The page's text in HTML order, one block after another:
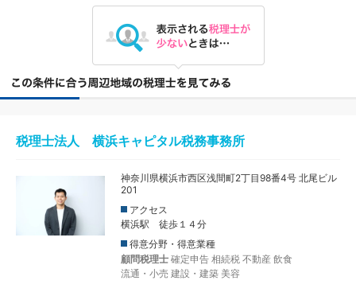
税理士法人 横浜キャピタル税務事務所
神奈川県横浜市西区浅間町2丁目98番4号 北尾ビル
201
アクセス
横浜駅 徒歩１４分
得意分野・得意業種
顧問税理士 確定申告 相続税 不動産 飲食
流通・小売 建設・建築 美容